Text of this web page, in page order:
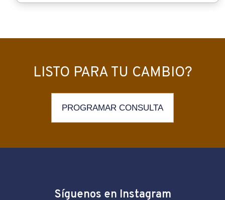
LISTO PARA TU CAMBIO?
PROGRAMAR CONSULTA
Síguenos en Instagram